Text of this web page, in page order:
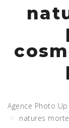
Agence Photo Up
natures